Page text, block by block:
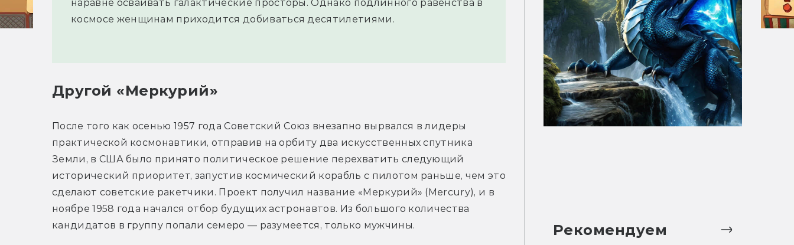
наравне осваивать галактические просторы. Однако подлинного равенства в
космосе женщинам приходится добиваться десятилетиями.
Другой «Меркурий»
После того как осенью 1957 года Советский Союз внезапно вырвался в лидеры
практической космонавтики, отправив на орбиту два искусственных спутника
Земли, в США было принято политическое решение перехватить следующий
исторический приоритет, запустив космический корабль с пилотом раньше, чем это
сделают советские ракетчики. Проект получил название «Меркурий» (Mercury), и в
ноябре 1958 года начался отбор будущих астронавтов. Из большого количества
кандидатов в группу попали семеро — разумеется, только мужчины.
Рекомендуем